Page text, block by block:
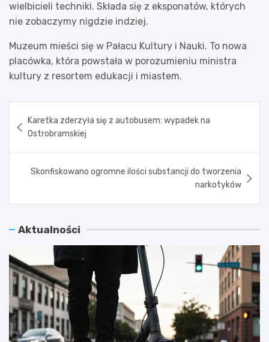
wielbicieli techniki. Składa się z eksponatów, których
nie zobaczymy nigdzie indziej.
Muzeum mieści się w Pałacu Kultury i Nauki. To nowa
placówka, która powstała w porozumieniu ministra
kultury z resortem edukacji i miastem.
wpisu
Karetka zderzyła się z autobusem: wypadek na
Ostrobramskiej
Skonfiskowano ogromne ilości substancji do tworzenia
narkotyków
Aktualności